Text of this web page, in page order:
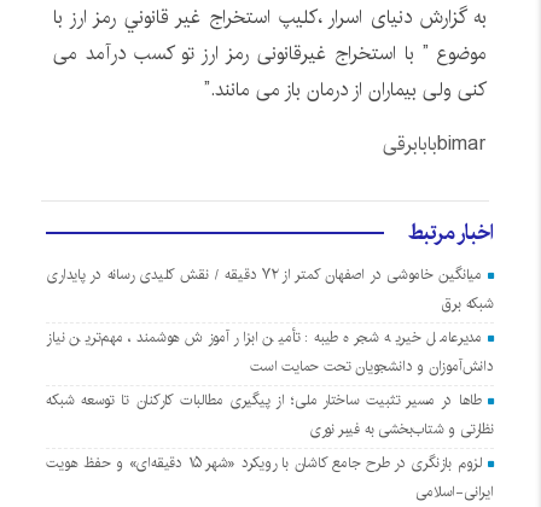
به گزارش دنیای اسرار ،كليپ استخراج غير قانوني رمز ارز با
موضوع ” با استخراج غیرقانونی رمز ارز تو کسب درآمد می
کنی ولی بیماران از درمان باز می مانند.”
bimarبابابرقی
اخبار مرتبط
میانگین خاموشی در اصفهان کمتر از ۷۲ دقیقه / نقش کلیدی رسانه در پایداری
شبکه برق
مدیرعامل خیریه شجره طیبه: تأمین ابزار آموزش هوشمند، مهم‌ترین نیاز
دانش‌آموزان و دانشجویان تحت حمایت است
طاها در مسیر تثبیت ساختار ملی؛ از پیگیری مطالبات کارکنان تا توسعه شبکه
نظارتی و شتاب‌بخشی به فیبر نوری
لزوم بازنگری در طرح جامع کاشان با رویکرد «شهر ۱۵ دقیقه‌ای» و حفظ هویت
ایرانی-اسلامی